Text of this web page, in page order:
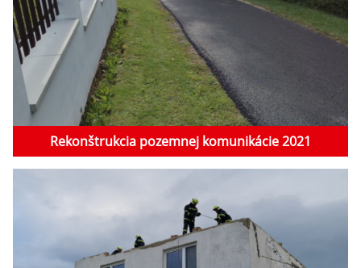
Rekonštrukcia pozemnej komunikácie 2021